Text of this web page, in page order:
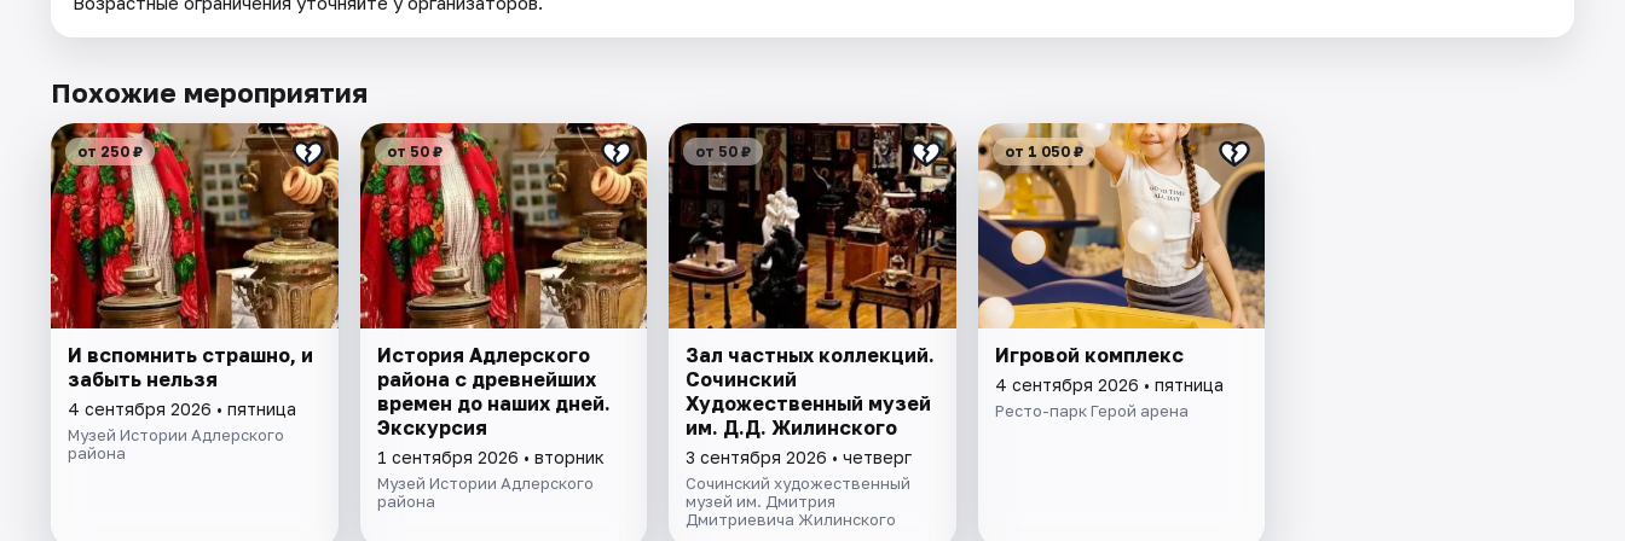
Похожие мероприятия
от 250 ₽
И вспомнить страшно, и
забыть нельзя
4 сентября 2026 • пятница
Музей Истории Адлерского
района
от 50 ₽
История Адлерского
района с древнейших
времен до наших дней.
Экскурсия
1 сентября 2026 • вторник
Музей Истории Адлерского
района
от 50 ₽
Зал частных коллекций.
Сочинский
Художественный музей
им. Д.Д. Жилинского
3 сентября 2026 • четверг
Сочинский художественный
музей им. Дмитрия
Дмитриевича Жилинского
от 1 050 ₽
Игровой комплекс
4 сентября 2026 • пятница
Ресто-парк Герой арена